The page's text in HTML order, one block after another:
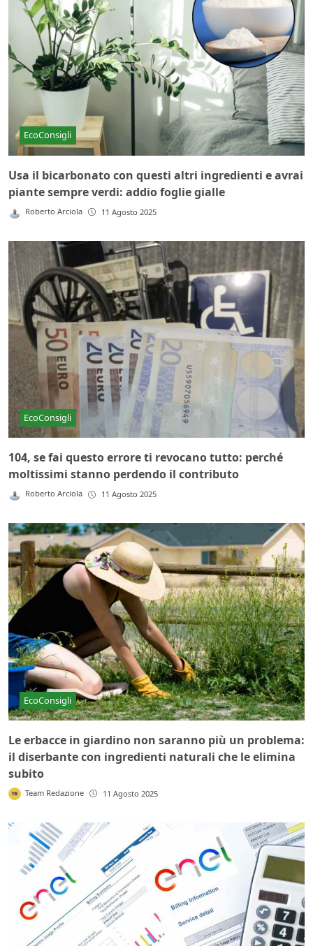
EcoConsigli
Usa il bicarbonato con questi altri ingredienti e avrai
piante sempre verdi: addio foglie gialle
Roberto Arciola 11 Agosto 2025
EcoConsigli
104, se fai questo errore ti revocano tutto: perché
moltissimi stanno perdendo il contributo
Roberto Arciola 11 Agosto 2025
EcoConsigli
Le erbacce in giardino non saranno più un problema:
il diserbante con ingredienti naturali che le elimina
subito
Team Redazione 11 Agosto 2025